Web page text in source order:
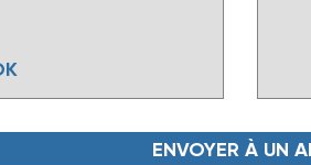
ENVOYER À UN